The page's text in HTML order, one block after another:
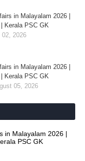
in Malayalam 2026 |
Kerala PSC GK
02, 2026
in Malayalam 2026 |
Kerala PSC GK
05, 2026
in Malayalam 2026 |
PSC GK